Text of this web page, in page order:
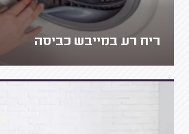
ריח רע במייבש כביסה